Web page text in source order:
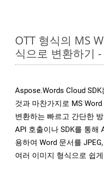
OTT 형식의 MS
식으로 변환하기
Aspose.Words Cloud
것과 마찬가지로 MS
변환하는 빠르고 간단한
API 호출이나 SDK를 통해
용하여 Word 문서를
여러 이미지 형식으로 쉽